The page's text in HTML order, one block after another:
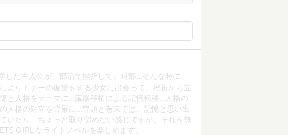
した主人公が、部活で挫折して、退部...そんな時に、
よりドナーの復讐をする少女に出会って、挫折から立
と人格をテーマに...臓器移植による記憶転移...人格の
人格の対立を背景に...冒頭と巻末では、記憶と思い出
いたり、ちょっと取り留めない感じですが、それを無
GIRL なライトノベルを楽しめます。